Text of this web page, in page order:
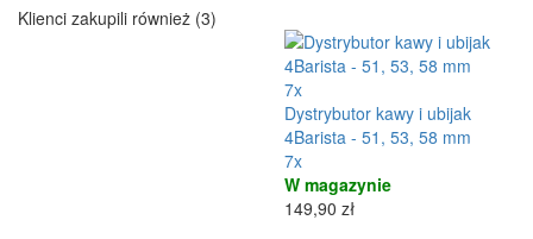
Klienci zakupili również (3)
7x
Dystrybutor kawy i ubijak
4Barista - 51, 53, 58 mm
7x
W magazynie
149,90 zł